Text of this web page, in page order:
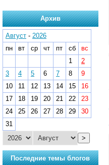
Архив
Август - 2026
пн
вт ср чт пт сб
вс
1
2
3
4 5 6 7 8
9
10
11 12 13 14 15
16
17
18 19 20 21 22
23
24
25 26 27 28 29
30
31
>
Последние темы блогов